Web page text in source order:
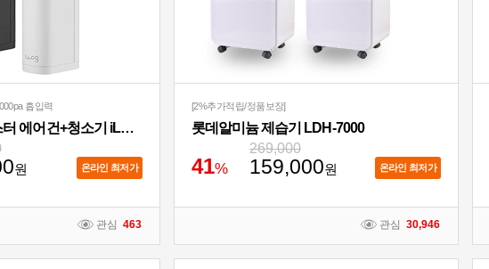
관심 463
흡입력
아이랩 윈드블라스터 에어건+청소기 iLAB-WBT
원 온라인 최저가
관심 30,946
[2%추가적립/정품보장]
롯데알미늄 제습기 LDH-7000
41%
269,000
159,000원 온라인 최저가